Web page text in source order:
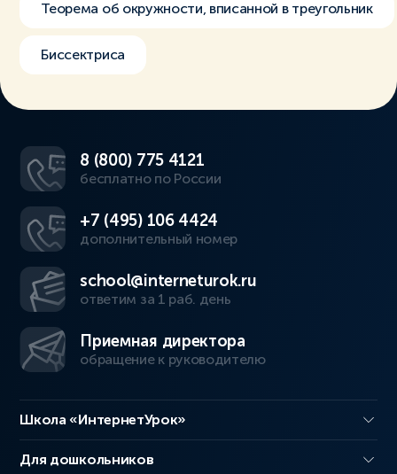
Теорема об окружности, вписанной в треугольник
Биссектриса
8 (800) 775 4121
бесплатно по России
+7 (495) 106 4424
дополнительный номер
school@interneturok.ru
ответим за 1 раб. день
Приемная директора
обращение к руководителю
Школа «ИнтернетУрок»
Для дошкольников